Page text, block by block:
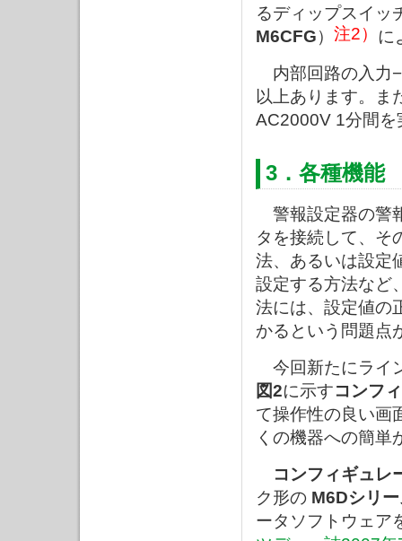
るディップスイッ
M6CFG） 注2） に
内部回路の入力
以上あります。ま
AC2000V 1分間を
3．各種機能
警報設定器の警
タを接続して、そ
法、あるいは設定
設定する方法など
法には、設定値の
かるという問題点
今回新たにライ
図2に示すコンフ
て操作性の良い画
くの機器への簡単
コンフィギュレ
ク形の M6Dシリ
ータソフトウェア